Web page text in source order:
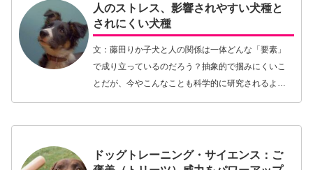
人のストレス、影響されやすい犬種と
されにくい犬種
文：藤田りか子犬と人の関係は一体どんな「要素」
で成り立っているのだろう？抽象的で掴みにくいこ
とだが、今やこんなことも科学的に研究されるよう
ドッグトレーニング・サイエンス：ご